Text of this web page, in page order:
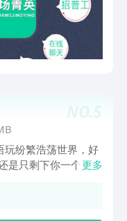
NO.5
玩纷繁浩荡世界，好
是只剩下你一个人，
有没有一瞬间你抱膝
更多